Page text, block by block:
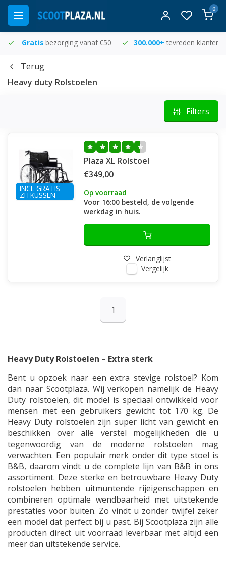
0
Gratis bezorging vanaf €50 300.000+ tevreden klanten
Terug
Heavy duty Rolstoelen
Filters
INCL GRATIS
ZITKUSSEN
Plaza XL Rolstoel
€349,00
Op voorraad
Voor 16:00 besteld, de volgende
werkdag in huis.
Verlanglijst
Vergelijk
1
Heavy Duty Rolstoelen – Extra sterk
Bent u opzoek naar een extra stevige rolstoel? Kom
dan naar Scootplaza. Wij verkopen namelijk de Heavy
Duty rolstoelen, dit model is speciaal ontwikkeld voor
mensen met een gebruikers gewicht tot 170 kg. De
Heavy Duty rolstoelen zijn super licht van gewicht en
beschikken over alle verstel mogelijkheden die u
tegenwoordig van de moderne rolstoelen mag
verwachten. Een populair merk onder dit type stoel is
B&B, daarom vindt u de complete lijn van B&B in ons
assortiment. Deze sterke en betrouwbare Heavy Duty
rolstoelen hebben uitmuntende rijeigenschappen en
combineren optimale wendbaarheid met uitstekende
prestaties voor buiten. Zo vindt u zonder twijfel zeker
een model dat perfect bij u past. Bij Scootplaza zijn alle
producten direct uit voorraad leverbaar met altijd een
meer dan uitstekende service.